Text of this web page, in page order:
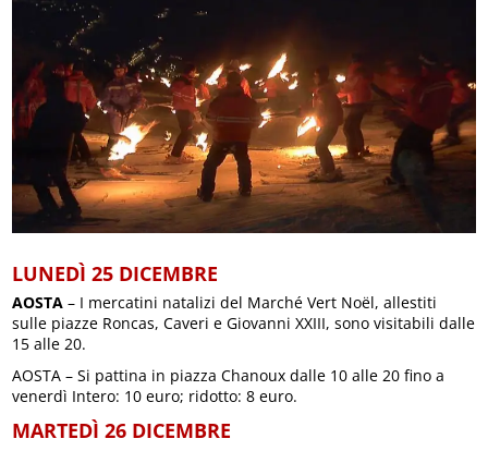
LUNEDÌ 25 DICEMBRE
AOSTA – I mercatini natalizi del Marché Vert Noël, allestiti
sulle piazze Roncas, Caveri e Giovanni XXIII, sono visitabili dalle
15 alle 20.
AOSTA – Si pattina in piazza Chanoux dalle 10 alle 20 fino a
venerdì Intero: 10 euro; ridotto: 8 euro.
MARTEDÌ 26 DICEMBRE